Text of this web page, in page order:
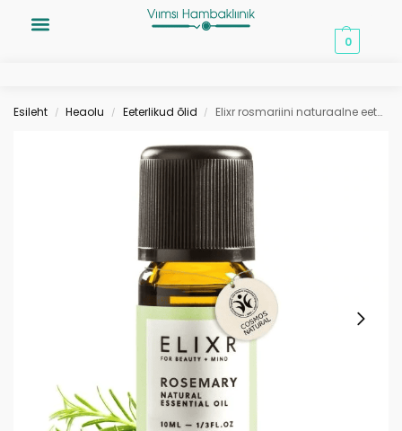
0
Esileht / Heaolu / Eeterlikud õlid / Elixr rosmariini naturaalne eeterlik õli 10ml